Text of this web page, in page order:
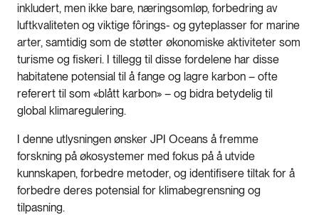
inkludert, men ikke bare, næringsomløp, forbedring av
luftkvaliteten og viktige fôrings- og gyteplasser for marine
arter, samtidig som de støtter økonomiske aktiviteter som
turisme og fiskeri. I tillegg til disse fordelene har disse
habitatene potensial til å fange og lagre karbon – ofte
referert til som «blått karbon» – og bidra betydelig til
global klimaregulering.
I denne utlysningen ønsker JPI Oceans å fremme
forskning på økosystemer med fokus på å utvide
kunnskapen, forbedre metoder, og identifisere tiltak for å
forbedre deres potensial for klimabegrensning og
tilpasning.